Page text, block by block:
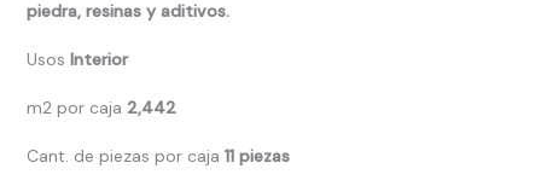
piedra, resinas y aditivos.
Usos Interior
m2 por caja 2,442
Cant. de piezas por caja 11 piezas